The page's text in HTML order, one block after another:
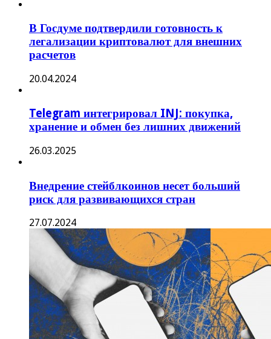
В Госдуме подтвердили готовность к
легализации криптовалют для внешних
расчетов
20.04.2024
Telegram интегрировал INJ: покупка,
хранение и обмен без лишних движений
26.03.2025
Внедрение стейблкоинов несет больший
риск для развивающихся стран
27.07.2024